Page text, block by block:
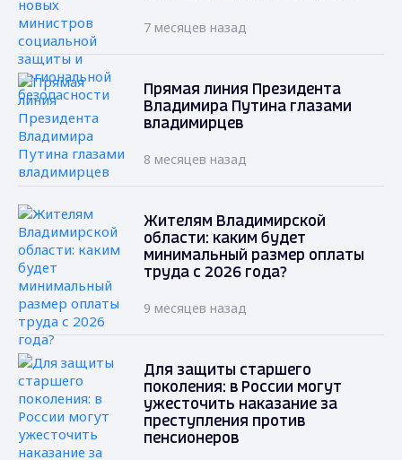
7 месяцев назад
Прямая линия Президента
Владимира Путина глазами
владимирцев
8 месяцев назад
Жителям Владимирской
области: каким будет
минимальный размер оплаты
труда с 2026 года?
9 месяцев назад
Для защиты старшего
поколения: в России могут
ужесточить наказание за
преступления против
пенсионеров